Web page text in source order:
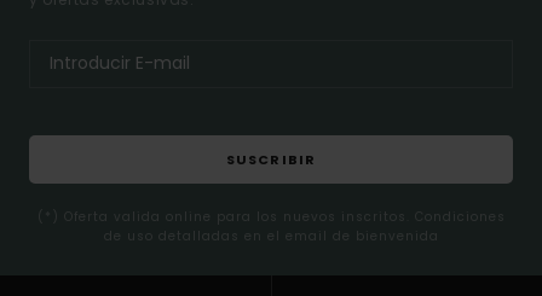
SUSCRIBIR
(*) Oferta valida online para los nuevos inscritos. Condiciones
de uso detalladas en el email de bienvenida